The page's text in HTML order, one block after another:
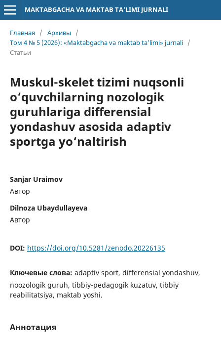
MAKTABGACHA VA MAKTAB TA’LIMI JURNALI
Главная / Архивы
/
Том 4 № 5 (2026): «Maktabgacha va maktab ta’limi» jurnali /
Статьи
Muskul-skelet tizimi nuqsonli
o‘quvchilarning nozologik
guruhlariga differensial
yondashuv asosida adaptiv
sportga yo‘naltirish
Sanjar Uraimov
Автор
Dilnoza Ubaydullayeva
Автор
DOI: https://doi.org/10.5281/zenodo.20226135
Ключевые слова: adaptiv sport, differensial yondashuv,
noozologik guruh, tibbiy-pedagogik kuzatuv, tibbiy
reabilitatsiya, maktab yoshi.
Аннотация